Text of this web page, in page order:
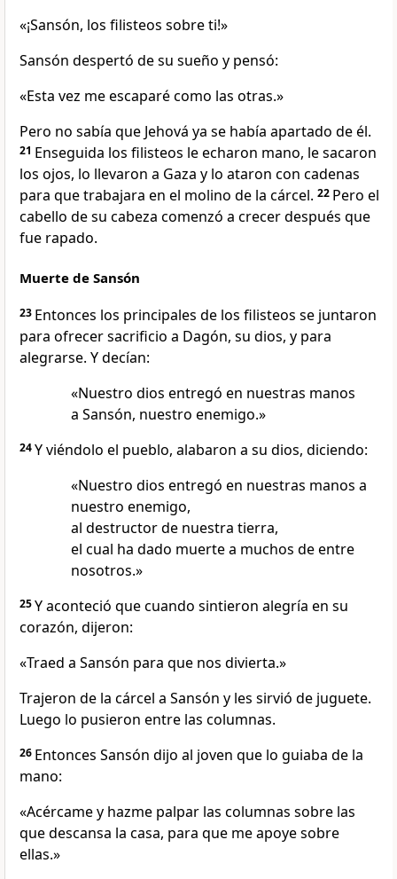
«¡Sansón, los filisteos sobre ti!»
Sansón despertó de su sueño y pensó:
«Esta vez me escaparé como las otras.»
Pero no sabía que Jehová ya se había apartado de él.
21 Enseguida los filisteos le echaron mano, le sacaron
los ojos, lo llevaron a Gaza y lo ataron con cadenas
para que trabajara en el molino de la cárcel. 22 Pero el
cabello de su cabeza comenzó a crecer después que
fue rapado.
Muerte de Sansón
23 Entonces los principales de los filisteos se juntaron
para ofrecer sacrificio a Dagón, su dios, y para
alegrarse. Y decían:
«Nuestro dios entregó en nuestras manos
a Sansón, nuestro enemigo.»
24Y viéndolo el pueblo, alabaron a su dios, diciendo:
«Nuestro dios entregó en nuestras manos a
nuestro enemigo,
al destructor de nuestra tierra,
el cual ha dado muerte a muchos de entre
nosotros.»
25Y aconteció que cuando sintieron alegría en su
corazón, dijeron:
«Traed a Sansón para que nos divierta.»
Trajeron de la cárcel a Sansón y les sirvió de juguete.
Luego lo pusieron entre las columnas.
26 Entonces Sansón dijo al joven que lo guiaba de la
mano:
«Acércame y hazme palpar las columnas sobre las
que descansa la casa, para que me apoye sobre
ellas.»